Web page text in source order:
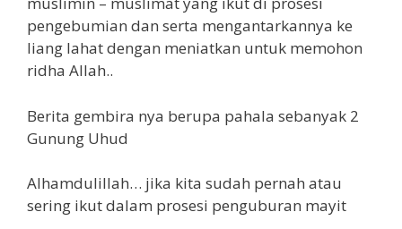
pengebumian dan serta mengantarkannya ke
liang lahat dengan meniatkan untuk memohon
ridha Allah..
Berita gembira nya berupa pahala sebanyak 2
Gunung Uhud
Alhamdulillah… jika kita sudah pernah atau
sering ikut dalam prosesi penguburan mayit